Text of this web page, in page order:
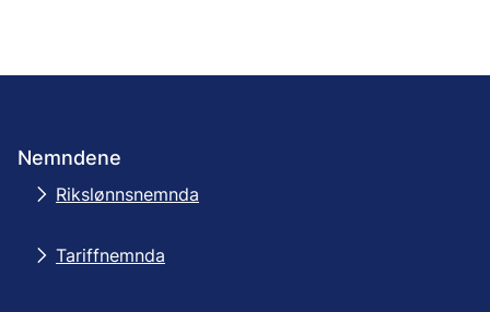
Nemndene
Rikslønnsnemnda
Tariffnemnda